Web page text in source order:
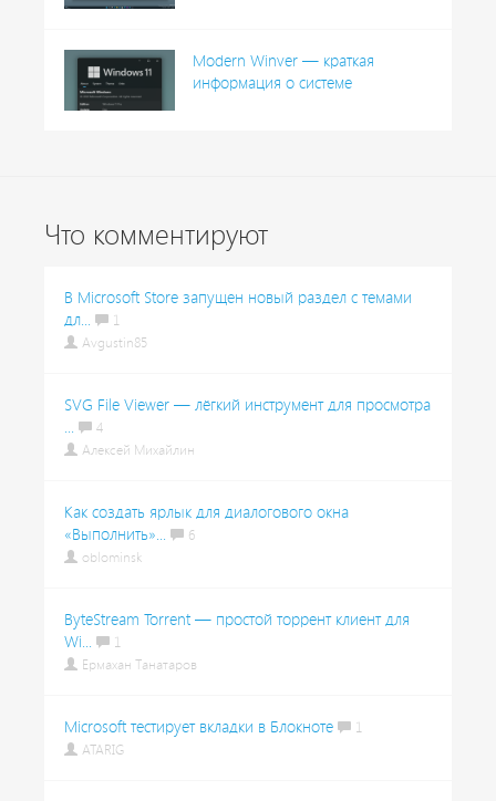
Modern Winver — краткая
информация о системе
Что комментируют
В Microsoft Store запущен новый раздел с темами
дл...
1
Avgustin85
SVG File Viewer — лёгкий инструмент для просмотра
...
4
Алексей Михайлин
Как создать ярлык для диалогового окна
«Выполнить»...
6
oblominsk
ByteStream Torrent — простой торрент клиент для
Wi...
1
Ермахан Танатаров
Microsoft тестирует вкладки в Блокноте
1
ATARIG